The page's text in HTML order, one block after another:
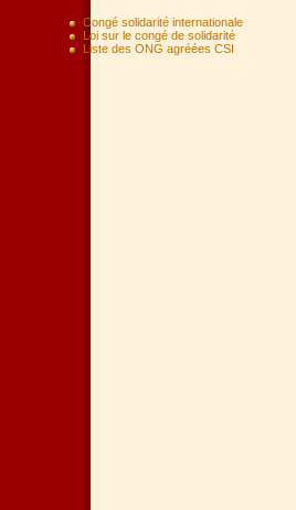
Congé solidarité internationale
Loi sur le congé de solidarité
Liste des ONG agréées CSI